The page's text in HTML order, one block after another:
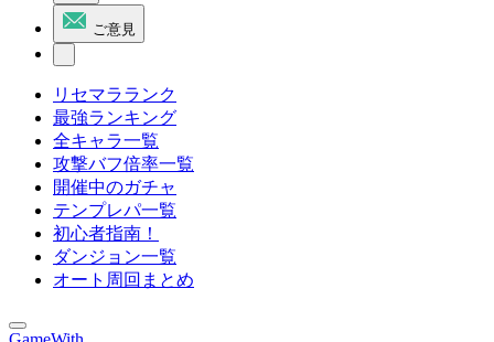
ご意見
リセマラランク
最強ランキング
全キャラ一覧
攻撃バフ倍率一覧
開催中のガチャ
テンプレパ一覧
初心者指南！
ダンジョン一覧
オート周回まとめ